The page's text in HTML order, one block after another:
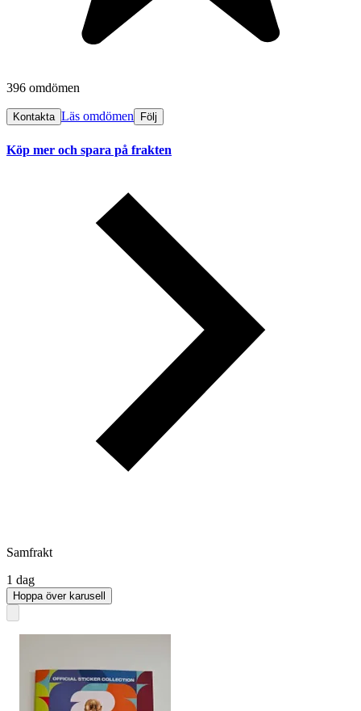
396 omdömen
Kontakta Läs omdömen Följ
Köp mer och spara på frakten
Samfrakt
1 dag
Hoppa över karusell